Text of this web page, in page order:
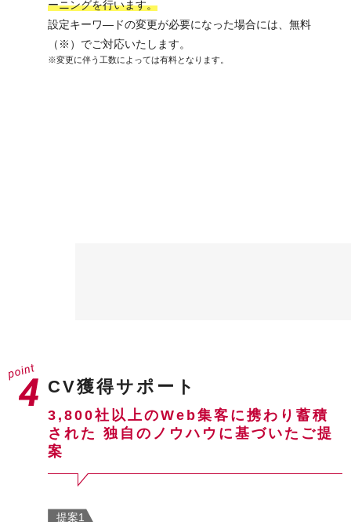
ーニングを行います。
設定キーワ―ドの変更が必要になった場合には、無料
（※）でご対応いたします。
※変更に伴う工数によっては有料となります。
CV獲得サポート
3,800社以上のWeb集客に携わり蓄積
された 独自のノウハウに基づいたご提
案
提案1